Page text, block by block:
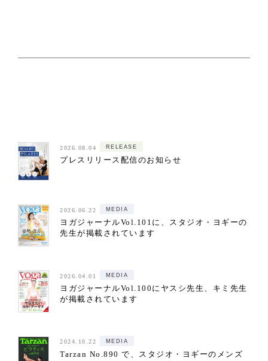
2026.08.04 RELEASE
プレスリリース配信のお知らせ
2026.06.22 MEDIA
ヨガジャーナルVol.101に、スタジオ・ヨギーの
先生が掲載されています
2026.04.01 MEDIA
ヨガジャーナルVol.100にヤスシ先生、キミ先生
が掲載されています
2024.10.22 MEDIA
Tarzan No.890 で、スタジオ・ヨギーのメンズ